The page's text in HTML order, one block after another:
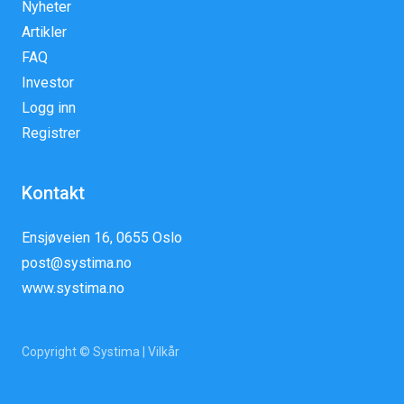
Nyheter
Artikler
FAQ
Investor
Logg inn
Registrer
Kontakt
Ensjøveien 16, 0655 Oslo
post@systima.no
www.systima.no
Copyright © Systima | Vilkår